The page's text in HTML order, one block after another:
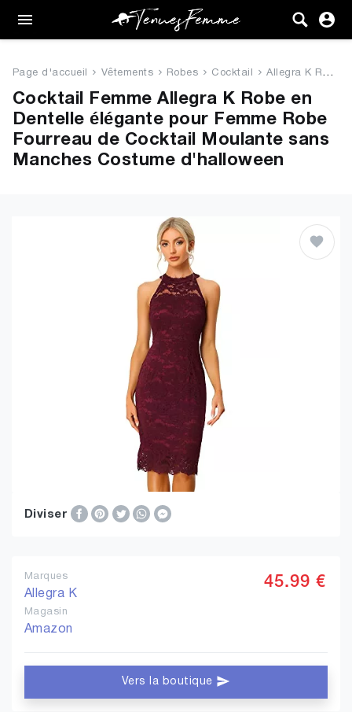
Femme
Vêtements
Chaussures
Sacs
Page d'accueil Vêtements Robes Cocktail Allegra K Robe en Dentelle él...
Cocktail Femme Allegra K Robe en
Dentelle élégante pour Femme Robe
Fourreau de Cocktail Moulante sans
Manches Costume d'halloween
Diviser
Marques
Allegra K
Magasin
Amazon
45.99 €
Vers la boutique